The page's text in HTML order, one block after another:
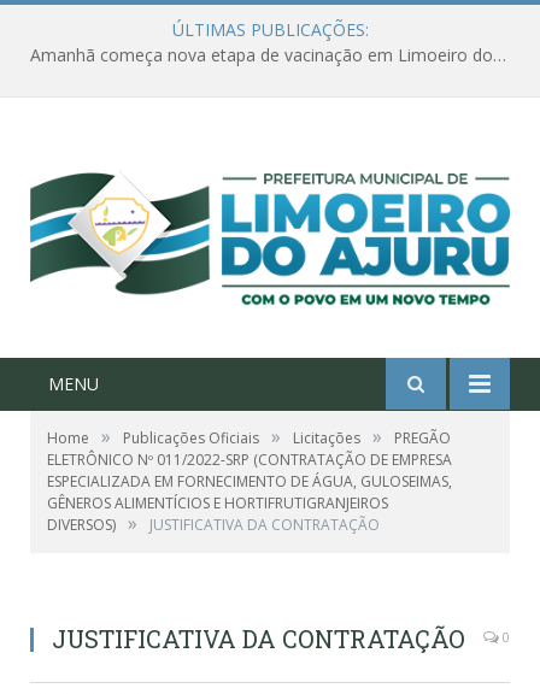
ÚLTIMAS PUBLICAÇÕES:
Amanhã começa nova etapa de vacinação em Limoeiro do Ajuru para idosos com 65 ou mais
MENU
Home » Publicações Oficiais » Licitações »
PREGÃO
ELETRÔNICO Nº 011/2022-SRP (CONTRATAÇÃO DE EMPRESA
ESPECIALIZADA EM FORNECIMENTO DE ÁGUA, GULOSEIMAS,
GÊNEROS ALIMENTÍCIOS E HORTIFRUTIGRANJEIROS
DIVERSOS) » JUSTIFICATIVA DA CONTRATAÇÃO
JUSTIFICATIVA DA CONTRATAÇÃO 0